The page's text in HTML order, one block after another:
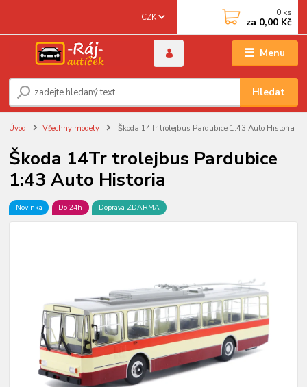
Menu
CZK
Hledat
0 ks
za 0,00 Kč
Úvod Všechny modely Škoda 14Tr trolejbus Pardubice 1:43 Auto Historia
Škoda 14Tr trolejbus Pardubice
1:43 Auto Historia
Novinka Do 24h Doprava ZDARMA